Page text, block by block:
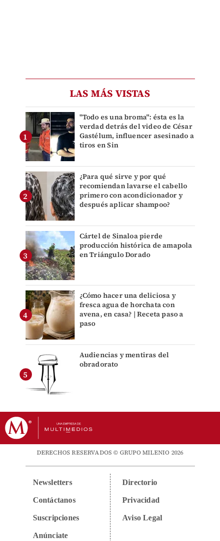
LAS MÁS VISTAS
"Todo es una broma": ésta es la
verdad detrás del video de César
Gastélum, influencer asesinado a
tiros en Sin
¿Para qué sirve y por qué
recomiendan lavarse el cabello
primero con acondicionador y
después aplicar shampoo?
Cártel de Sinaloa pierde
producción histórica de amapola
en Triángulo Dorado
¿Cómo hacer una deliciosa y
fresca agua de horchata con
avena, en casa? | Receta paso a
paso
Audiencias y mentiras del
obradorato
DERECHOS RESERVADOS © GRUPO MILENIO 2026
Newsletters
Contáctanos
Suscripciones
Anúnciate
Directorio
Privacidad
Aviso Legal